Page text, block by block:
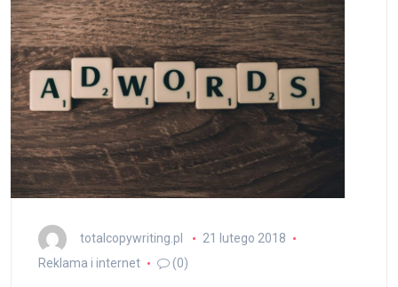
totalcopywriting.pl
21 lutego 2018
Reklama i internet
(0)